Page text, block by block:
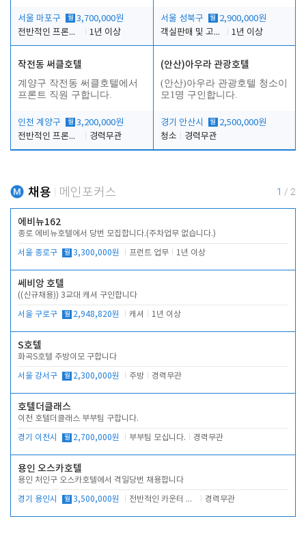
서울 마포구 월 3,700,000원
전반적인 프론트 당번업무
1년 이상
서울 성북구 월 2,900,000원
객실판매 및 고객응대
1년 이상
작전동 써클호텔
계양구 작전동 써클호텔에서
프론트 직원 구합니다.
인천 계양구 월 3,200,000원
전반적인 프론트 업무
경력무관
(안산)아우라 관광호텔
(안산)아우라 관광호텔 청소이
모1명 구인합니다.
경기 안산시 월 2,500,000원
청소
경력무관
채용 메인포커스 1 / 2
에비뉴162
종로 에비뉴호텔에서 당번 모집합니다.(주차업무 없습니다.)
서울 종로구 월 3,300,000원 프런트 업무 1년 이상
쎄비앙 호텔
((신규채용)) 3교대 캐셔 구인합니다
서울 구로구 월 2,948,820원 캐셔 1년 이상
S호텔
화곡S호텔 주방이모 구합니다
서울 강서구 월 2,300,000원 주방 경력무관
호텔더클래스
이천 호텔더클래스 부부팀 구합니다.
경기 이천시 월 2,700,000원 부부팀 모십니다. 경력무관
용인 오스카호텔
용인 처인구 오스카호텔에서 격일당번 채용합니다
경기 용인시 월 3,500,000원 전반적인 카운터 업무 경력무관